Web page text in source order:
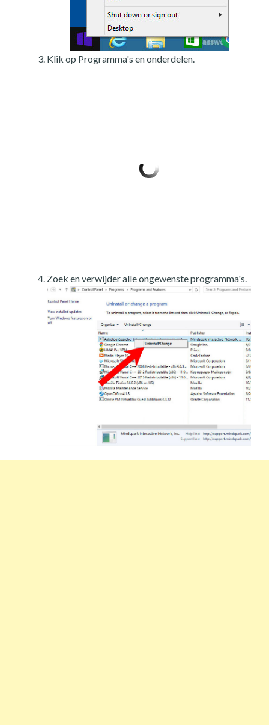
Klik op Programma's en onderdelen.
Zoek en verwijder alle ongewenste programma's.